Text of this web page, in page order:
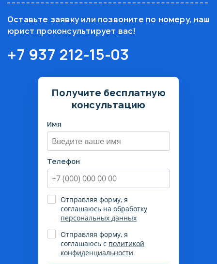
Оставьте заявку или позвоните по номеру, наш
юрист проконсультирует вас!
+7 937 212-15-03
Получите бесплатную
консультацию
Имя
Телефон
Отправляя форму, я
соглашаюсь на обработку
персональных данных
Отправляя форму, я
соглашаюсь с политикой
конфиденциальности